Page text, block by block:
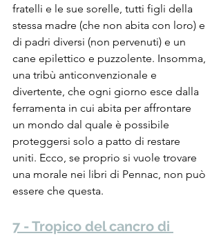
fratelli e le sue sorelle, tutti figli della
stessa madre (che non abita con loro) e
di padri diversi (non pervenuti) e un
cane epilettico e puzzolente. Insomma,
una tribù anticonvenzionale e
divertente, che ogni giorno esce dalla
ferramenta in cui abita per affrontare
un mondo dal quale è possibile
proteggersi solo a patto di restare
uniti. Ecco, se proprio si vuole trovare
una morale nei libri di Pennac, non può
essere che questa.
7 - Tropico del cancro di